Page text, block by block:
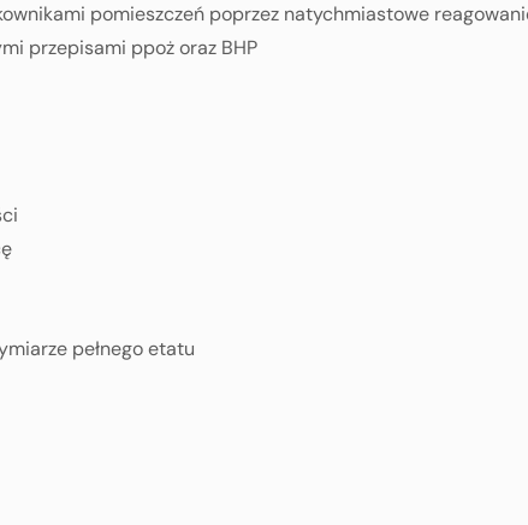
pomieszczeń poprzez natychmiastowe
przepisami ppoż oraz BHP
pełnego etatu